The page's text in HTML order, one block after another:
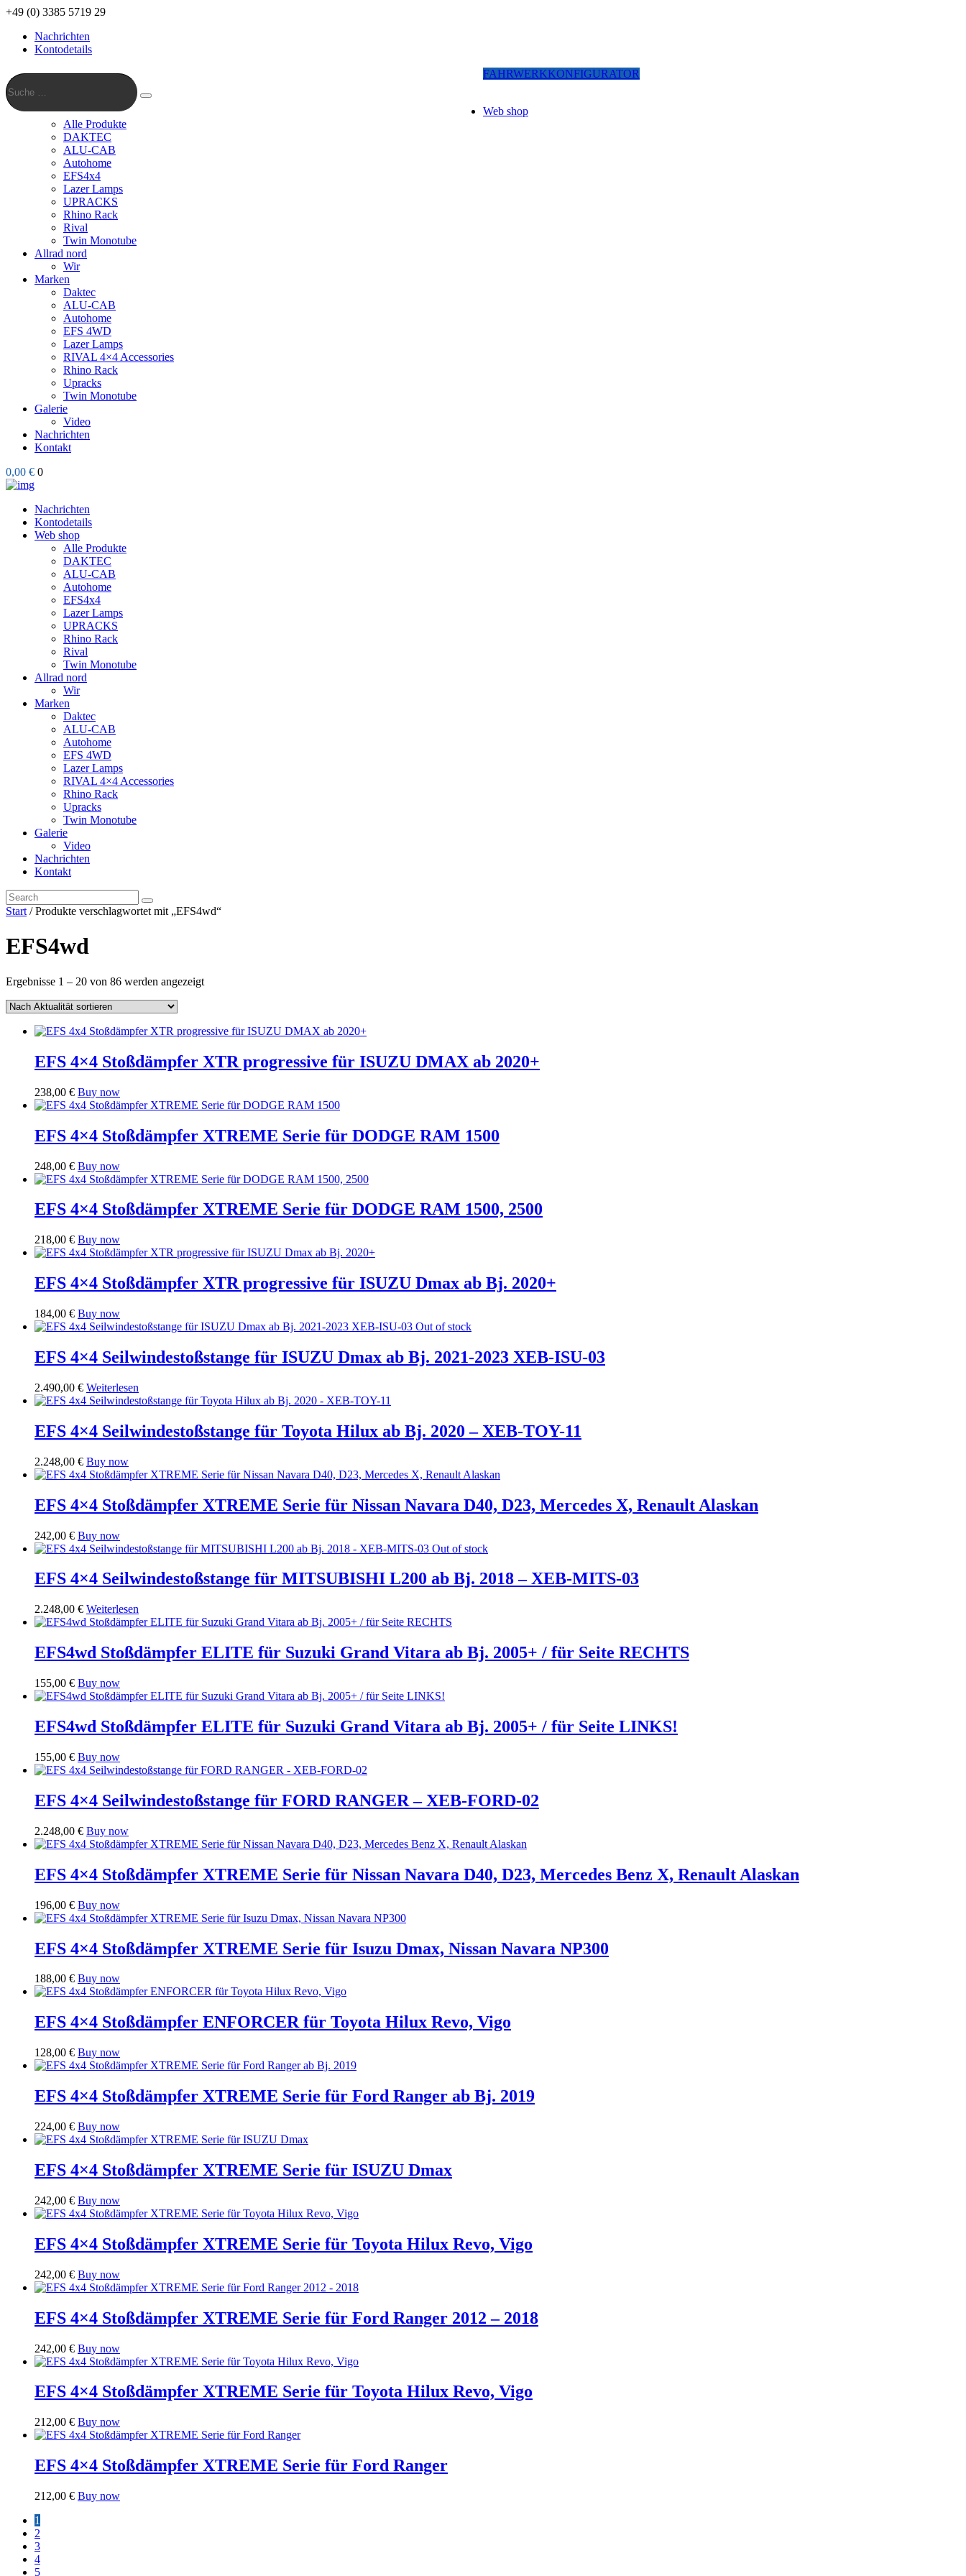
+49 (0) 3385 5719 29
Nachrichten
Kontodetails
Suche
…
Suche
FAHRWERKKONFIGURATOR
Web shop
Alle Produkte
DAKTEC
ALU-CAB
Autohome
EFS4x4
Lazer Lamps
UPRACKS
Rhino Rack
Rival
Twin Monotube
Allrad nord
Wir
Marken
Daktec
ALU-CAB
Autohome
EFS 4WD
Lazer Lamps
RIVAL 4×4 Accessories
Rhino Rack
Upracks
Twin Monotube
Galerie
Video
Nachrichten
Kontakt
0,00 € 0
Nachrichten
Kontodetails
Web shop
Alle Produkte
DAKTEC
ALU-CAB
Autohome
EFS4x4
Lazer Lamps
UPRACKS
Rhino Rack
Rival
Twin Monotube
Allrad nord
Wir
Marken
Daktec
ALU-CAB
Autohome
EFS 4WD
Lazer Lamps
RIVAL 4×4 Accessories
Rhino Rack
Upracks
Twin Monotube
Galerie
Video
Nachrichten
Kontakt
Start / Produkte verschlagwortet mit „EFS4wd“
EFS4wd
Ergebnisse 1 – 20 von 86 werden angezeigtNach
EFS 4×4 Stoßdämpfer XTR progressive für ISUZU DMAX ab 2020+
238,00 € Buy now
EFS 4×4 Stoßdämpfer XTREME Serie für DODGE RAM 1500
248,00 € Buy now
EFS 4×4 Stoßdämpfer XTREME Serie für DODGE RAM 1500, 2500
218,00 € Buy now
EFS 4×4 Stoßdämpfer XTR progressive für ISUZU Dmax ab Bj. 2020+
184,00 € Buy now
Out of stock
EFS 4×4 Seilwindestoßstange für ISUZU Dmax ab Bj. 2021-2023 XEB-ISU-03
2.490,00 € Weiterlesen
EFS 4×4 Seilwindestoßstange für Toyota Hilux ab Bj. 2020 – XEB-TOY-11
2.248,00 € Buy now
EFS 4×4 Stoßdämpfer XTREME Serie für Nissan Navara D40, D23, Mercedes X, Renault Alaskan
242,00 € Buy now
Out of stock
EFS 4×4 Seilwindestoßstange für MITSUBISHI L200 ab Bj. 2018 – XEB-MITS-03
2.248,00 € Weiterlesen
EFS4wd Stoßdämpfer ELITE für Suzuki Grand Vitara ab Bj. 2005+ / für Seite RECHTS
155,00 € Buy now
EFS4wd Stoßdämpfer ELITE für Suzuki Grand Vitara ab Bj. 2005+ / für Seite LINKS!
155,00 € Buy now
EFS 4×4 Seilwindestoßstange für FORD RANGER – XEB-FORD-02
2.248,00 € Buy now
EFS 4×4 Stoßdämpfer XTREME Serie für Nissan Navara D40, D23, Mercedes Benz X, Renault Alaskan
196,00 € Buy now
EFS 4×4 Stoßdämpfer XTREME Serie für Isuzu Dmax, Nissan Navara NP300
188,00 € Buy now
EFS 4×4 Stoßdämpfer ENFORCER für Toyota Hilux Revo, Vigo
128,00 € Buy now
EFS 4×4 Stoßdämpfer XTREME Serie für Ford Ranger ab Bj. 2019
224,00 € Buy now
EFS 4×4 Stoßdämpfer XTREME Serie für ISUZU Dmax
242,00 € Buy now
EFS 4×4 Stoßdämpfer XTREME Serie für Toyota Hilux Revo, Vigo
242,00 € Buy now
EFS 4×4 Stoßdämpfer XTREME Serie für Ford Ranger 2012 – 2018
242,00 € Buy now
EFS 4×4 Stoßdämpfer XTREME Serie für Toyota Hilux Revo, Vigo
212,00 € Buy now
EFS 4×4 Stoßdämpfer XTREME Serie für Ford Ranger
212,00 € Buy now
1
2
3
4
5